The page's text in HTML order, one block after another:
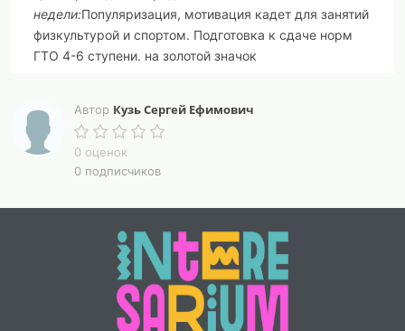
недели:Популяризация, мотивация кадет для занятий
физкультурой и спортом. Подготовка к сдаче норм
ГТО 4-6 ступени. на золотой значок
своего возраста ,проверка максимальных
способностей организма ,завоевание чемпионских и
призовых мест в состязаниях и соревнованиях.
предметной недели:
Состязание, соревнование, тренировочные и
товарищеские матчи ,конкурсы.
ГКОУ КШИ «ТМКК» (территория кадетской школы
,спортплощадка, 1 линия- дистанция 60 м., плац-
Автор Кузь Сергей Ефимович
0 оценок
0 подписчиков